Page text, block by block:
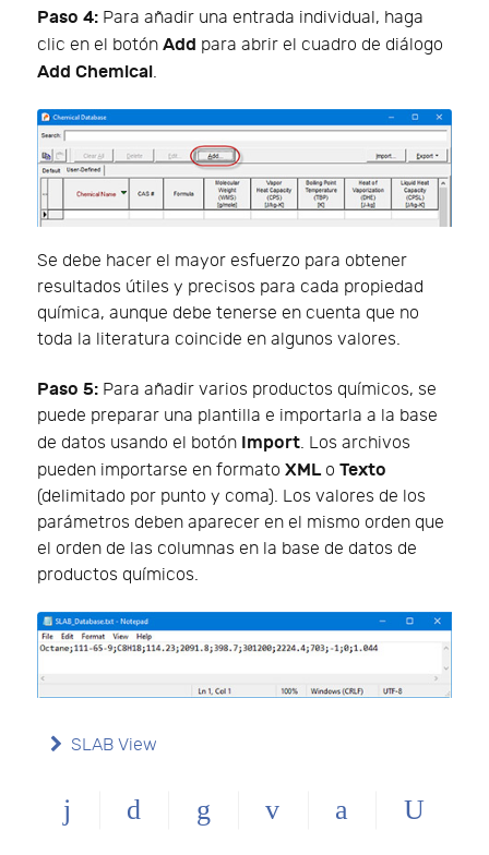
Paso 4: Para añadir una entrada individual, haga
clic en el botón Add para abrir el cuadro de diálogo
Add Chemical.
Se debe hacer el mayor esfuerzo para obtener
resultados útiles y precisos para cada propiedad
química, aunque debe tenerse en cuenta que no
toda la literatura coincide en algunos valores.
Paso 5: Para añadir varios productos químicos, se
puede preparar una plantilla e importarla a la base
de datos usando el botón Import. Los archivos
pueden importarse en formato XML o Texto
(delimitado por punto y coma). Los valores de los
parámetros deben aparecer en el mismo orden que
el orden de las columnas en la base de datos de
productos químicos.
SLAB View